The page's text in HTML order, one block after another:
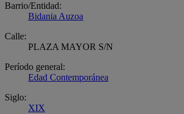
Barrio/Entidad:
Bidania Auzoa
Calle:
PLAZA MAYOR S/N
Período general:
Edad Contemporánea
Siglo:
XIX